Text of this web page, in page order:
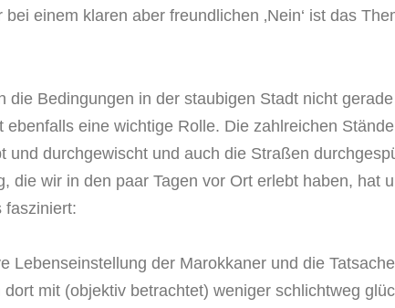
bei einem klaren aber freundlichen ‚Nein‘ ist das
die Bedingungen in der staubigen Stadt nicht
ebenfalls eine wichtige Rolle. Die zahlreichen
und durchgewischt und auch die Straßen
die wir in den paar Tagen vor Ort erlebt haben, hat
fasziniert:
Lebenseinstellung der Marokkaner und die
dort mit (objektiv betrachtet) weniger schlichtweg